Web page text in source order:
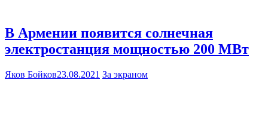
В Армении появится солнечная
электростанция мощностью 200 МВт
Яков Бойков23.08.2021 За экраном